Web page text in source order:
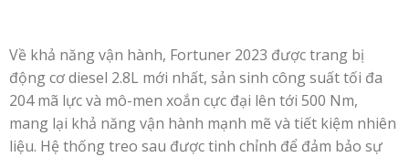
Về khả năng vận hành, Fortuner 2023 được trang bị
động cơ diesel 2.8L mới nhất, sản sinh công suất tối đa
204 mã lực và mô-men xoắn cực đại lên tới 500 Nm,
mang lại khả năng vận hành mạnh mẽ và tiết kiệm nhiên
liệu. Hệ thống treo sau được tinh chỉnh để đảm bảo sự